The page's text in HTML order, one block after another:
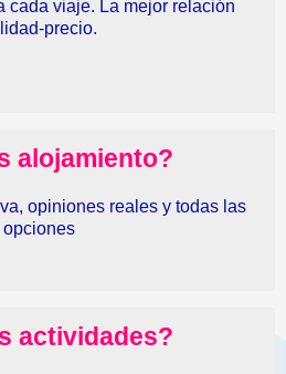
cada viaje. La mejor relación
precio.
alojamiento?
opiniones reales y todas las
opciones
actividades?